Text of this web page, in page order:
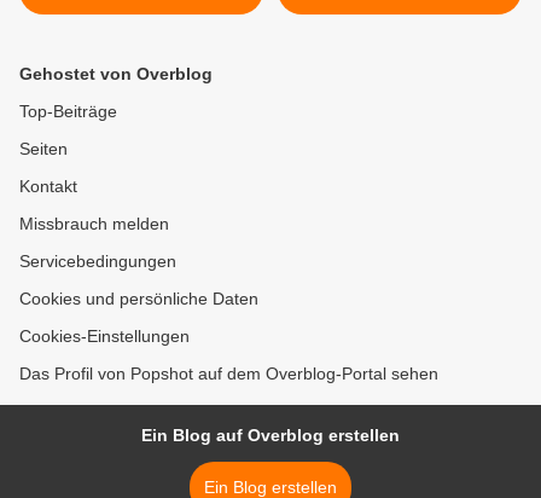
Gehostet von Overblog
Top-Beiträge
Seiten
Kontakt
Missbrauch melden
Servicebedingungen
Cookies und persönliche Daten
Cookies-Einstellungen
Das Profil von Popshot auf dem Overblog-Portal sehen
Ein Blog auf Overblog erstellen
Ein Blog erstellen